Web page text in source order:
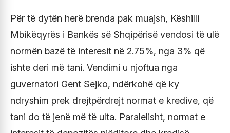
Për të dytën herë brenda pak muajsh, Këshilli
Mbikëqyrës i Bankës së Shqipërisë vendosi të ulë
normën bazë të interesit në 2.75%, nga 3% që
ishte deri më tani. Vendimi u njoftua nga
guvernatori Gent Sejko, ndërkohë që ky
ndryshim prek drejtpërdrejt normat e kredive, që
tani do të jenë më të ulta. Paralelisht, normat e